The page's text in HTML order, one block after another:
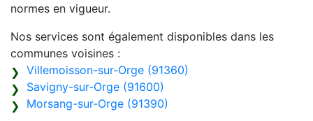
normes en vigueur.
Nos services sont également disponibles dans les
communes voisines :
Villemoisson-sur-Orge (91360)
Savigny-sur-Orge (91600)
Morsang-sur-Orge (91390)